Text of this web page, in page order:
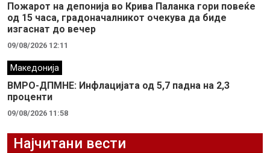
Пожарот на депонија во Крива Паланка гори повеќе
од 15 часа, градоначалникот очекува да биде
изгаснат до вечер
09/08/2026 12:11
Македонија
ВМРО-ДПМНЕ: Инфлацијата од 5,7 падна на 2,3
проценти
09/08/2026 11:58
Најчитани вести